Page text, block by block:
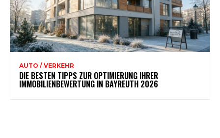
AUTO / VERKEHR
DIE BESTEN TIPPS ZUR OPTIMIERUNG IHRER
IMMOBILIENBEWERTUNG IN BAYREUTH 2026